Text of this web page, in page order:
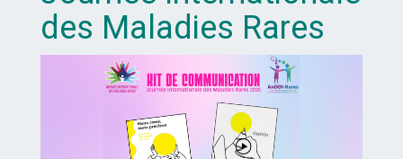
des Maladies Rares